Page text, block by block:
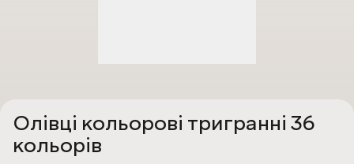
Олівці кольорові тригранні 36
кольорів